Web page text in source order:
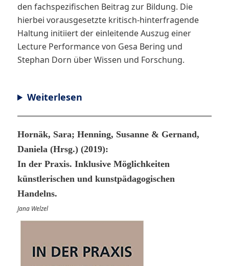
den fachspezifischen Beitrag zur Bildung. Die
hierbei vorausgesetzte kritisch-hinterfragende
Haltung initiiert der einleitende Auszug einer
Lecture Performance von Gesa Bering und
Stephan Dorn über Wissen und Forschung.
Weiterlesen
Hornäk, Sara; Henning, Susanne & Gernand,
Daniela (Hrsg.) (2019):
In der Praxis. Inklusive Möglichkeiten
künstlerischen und kunstpädagogischen
Handelns.
Jana Welzel